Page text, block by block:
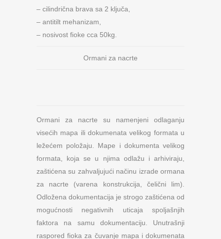
– cilindrična brava sa 2 ključa,
– antitilt mehanizam,
– nosivost fioke cca 50kg.
Ormani za nacrte
Ormani za nacrte su namenjeni odlaganju
visećih mapa ili dokumenata velikog formata u
ležećem položaju. Mape i dokumenta velikog
formata, koja se u njima odlažu i arhiviraju,
zaštićena su zahvaljujući načinu izrade ormana
za nacrte (varena konstrukcija, čelični lim).
Odložena dokumentacija je strogo zaštićena od
mogućnosti negativnih uticaja spoljašnjih
faktora na samu dokumentaciju. Unutrašnji
raspored fioka za čuvanje mapa i dokumenata